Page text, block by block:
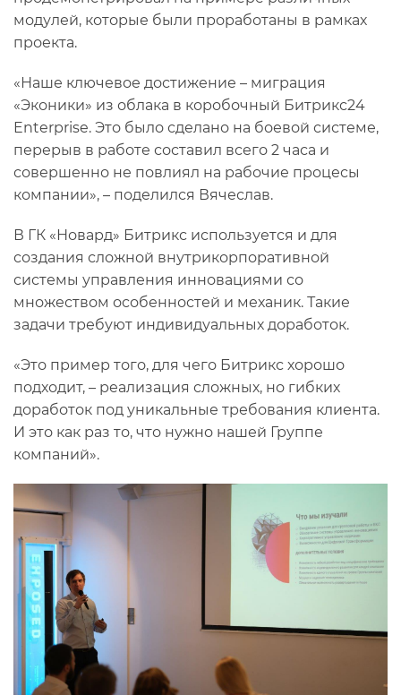
модулей, которые были проработаны в рамках
проекта.
«Наше ключевое достижение – миграция
«Эконики» из облака в коробочный Битрикс24
Enterprise. Это было сделано на боевой системе,
перерыв в работе составил всего 2 часа и
совершенно не повлиял на рабочие процесы
компании», – поделился Вячеслав.
В ГК «Новард» Битрикс используется и для
создания сложной внутрикорпоративной
системы управления инновациями со
множеством особенностей и механик. Такие
задачи требуют индивидуальных доработок.
«Это пример того, для чего Битрикс хорошо
подходит, – реализация сложных, но гибких
доработок под уникальные требования клиента.
И это как раз то, что нужно нашей Группе
компаний».